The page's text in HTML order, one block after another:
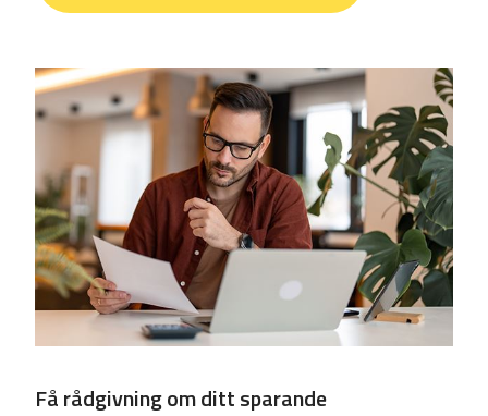
Få rådgivning om ditt sparande